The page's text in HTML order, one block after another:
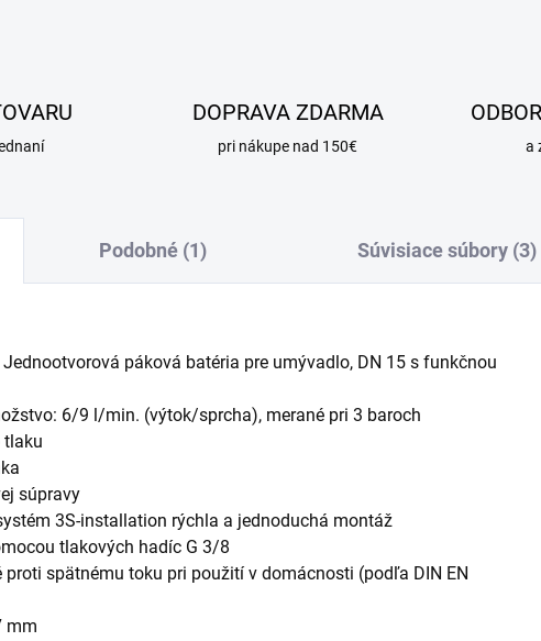
DOPRAVA ZDARMA
pri nákupe nad 150€ a
Podobné (1) Súvisiace súbory (3)
Jednootvorová páková batéria pre umývadlo, DN 15 s funkčnou
6/9 l/min. (výtok/sprcha), merané pri 3 baroch
tlaku
súpravy
3S-installation rýchla a jednoduchá montáž
tlakových hadíc G 3/8
proti spätnému toku pri použití v domácnosti (podľa DIN EN
mm